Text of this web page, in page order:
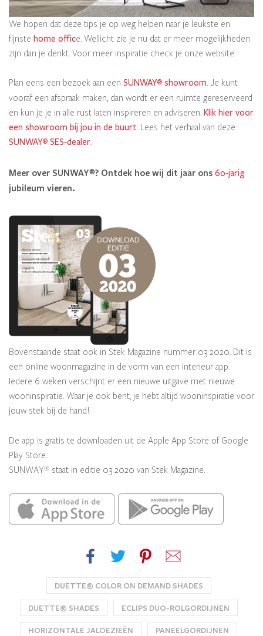
We hopen dat deze tips je op weg helpen naar je leukste en
fijnste home office. Wellicht zie je nu dat er meer mogelijkheden
zijn dan je denkt. Voor meer inspiratie check je onze website.
Plan eens een bezoek aan een SUNWAY® showroom. Je kunt
vooraf een afspraak maken, dan wordt er een ruimte gereserveerd
en kun je je in alle rust laten inspireren en adviseren. Klik hier voor
een showroom bij jou in de buurt. Lees het verhaal van deze
SUNWAY® SES‑dealer.
Meer over SUNWAY®? Ontdek hoe wij dit jaar ons 60‑jarig
jubileum vieren.
Bovenstaande staat ook in Stek Magazine nummer 03 2020. Dit is
een online woonmagazine in de vorm van een interieur app.
Iedere 6 weken verschijnt er een nieuwe uitgave met nieuwe
wooninspiratie. Waar je ook bent, je hebt altijd wooninspiratie voor
jouw stek bij de hand!
De app is gratis te downloaden uit de Apple App Store of Google
Play Store.
SUNWAY® staat in editie 03 2020 van Stek Magazine.
DUETTE® COLOR ON DEMAND SHADES
DUETTE® SHADES ECLIPS DUO-ROLGORDIJNEN
HORIZONTALE JALOEZIEËN PANEELGORDIJNEN